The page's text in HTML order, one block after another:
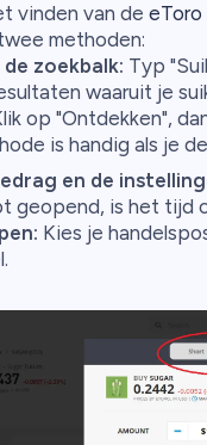
vinden van de eToro
methoden:
zoekbalk: Typ
waaruit je
op "Ontdekken",
is handig als je
en de
geopend, is het tijd
Kies je